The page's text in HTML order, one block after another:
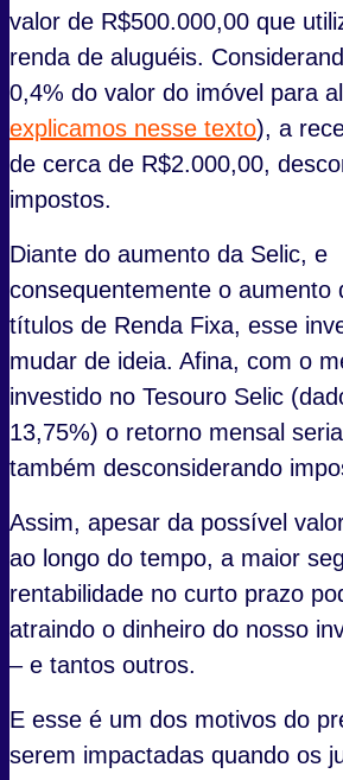
valor de R$500.000,00 que
renda de aluguéis.
0,4% do valor do imóvel para
explicamos nesse texto), a
de cerca de R$2.000,00,
impostos.
Diante do aumento da Selic, e
consequentemente o aumento
títulos de Renda Fixa, esse
mudar de ideia. Afina, com o
investido no Tesouro Selic
13,75%) o retorno mensal
também desconsiderando
Assim, apesar da possível
ao longo do tempo, a maior
rentabilidade no curto prazo
atraindo o dinheiro do nosso
– e tantos outros.
E esse é um dos motivos do
serem impactadas quando os